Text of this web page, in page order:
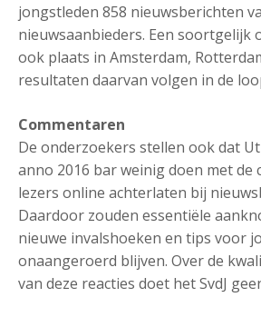
jongstleden 858 nieuwsberichten
nieuwsaanbieders. Een soortgelijk
ook plaats in Amsterdam,
resultaten daarvan volgen in de
Commentaren
De onderzoekers stellen ook dat
anno 2016 bar weinig doen met de
lezers online achterlaten bij
Daardoor zouden essentiële
nieuwe invalshoeken en tips voor
onaangeroerd blijven. Over de
van deze reacties doet het SvdJ